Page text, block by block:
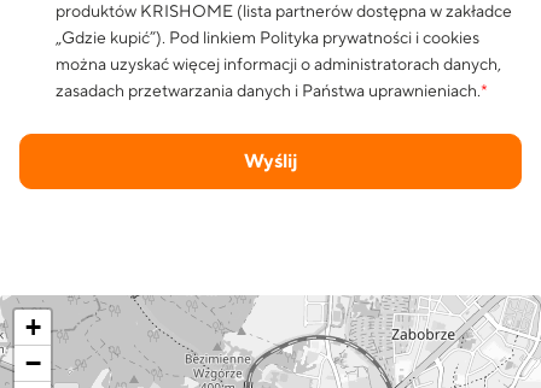
produktów KRISHOME (lista partnerów dostępna w zakładce
„Gdzie kupić”). Pod linkiem Polityka prywatności i cookies
można uzyskać więcej informacji o administratorach danych,
zasadach przetwarzania danych i Państwa uprawnieniach.*
Wyślij
+
−